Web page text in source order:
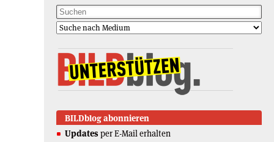
BILDblog abonnieren
Updates per E-Mail erhalten